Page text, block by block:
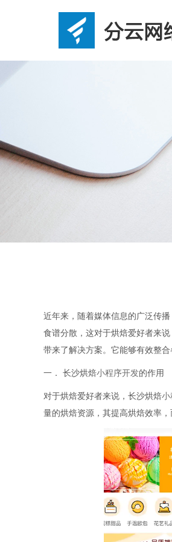
近年来，随着媒体信息的广泛传
食谱分散，这对于烘焙爱好者来
带来了解决方案。它能够有效整
一． 长沙烘焙小程序开发的作用
对于烘焙爱好者来说，长沙烘焙小
量的烘焙资源，其提高烘焙效率